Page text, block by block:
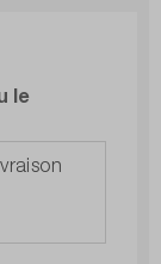
le